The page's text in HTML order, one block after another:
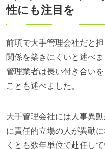
性にも注目を
前項で大手管理会社だと
関係を築きにくいと述べ
管理業者は長い付き合い
ことも述べました。
大手管理会社には人事異
に責任的立場の人が異動
くとも数年単位で赴任し